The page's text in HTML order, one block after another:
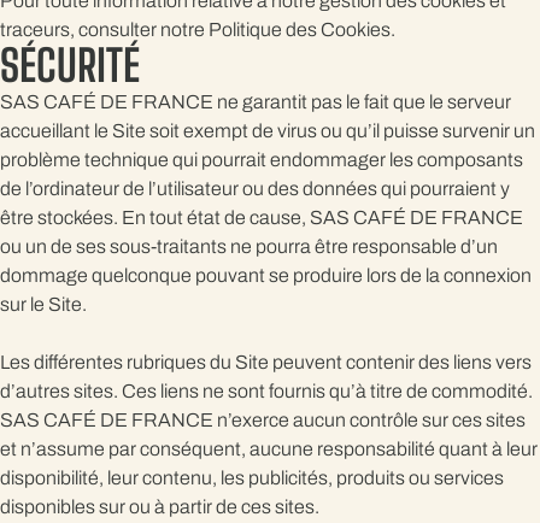
traceurs, consulter notre Politique des Cookies.
SÉCURITÉ
SAS CAFÉ DE FRANCE ne garantit pas le fait que le serveur
accueillant le Site soit exempt de virus ou qu’il puisse survenir un
problème technique qui pourrait endommager les composants
de l’ordinateur de l’utilisateur ou des données qui pourraient y
être stockées. En tout état de cause, SAS CAFÉ DE FRANCE
ou un de ses sous-traitants ne pourra être responsable d’un
dommage quelconque pouvant se produire lors de la connexion
sur le Site.
Les différentes rubriques du Site peuvent contenir des liens vers
d’autres sites. Ces liens ne sont fournis qu’à titre de commodité.
SAS CAFÉ DE FRANCE n’exerce aucun contrôle sur ces sites
et n’assume par conséquent, aucune responsabilité quant à leur
disponibilité, leur contenu, les publicités, produits ou services
disponibles sur ou à partir de ces sites.